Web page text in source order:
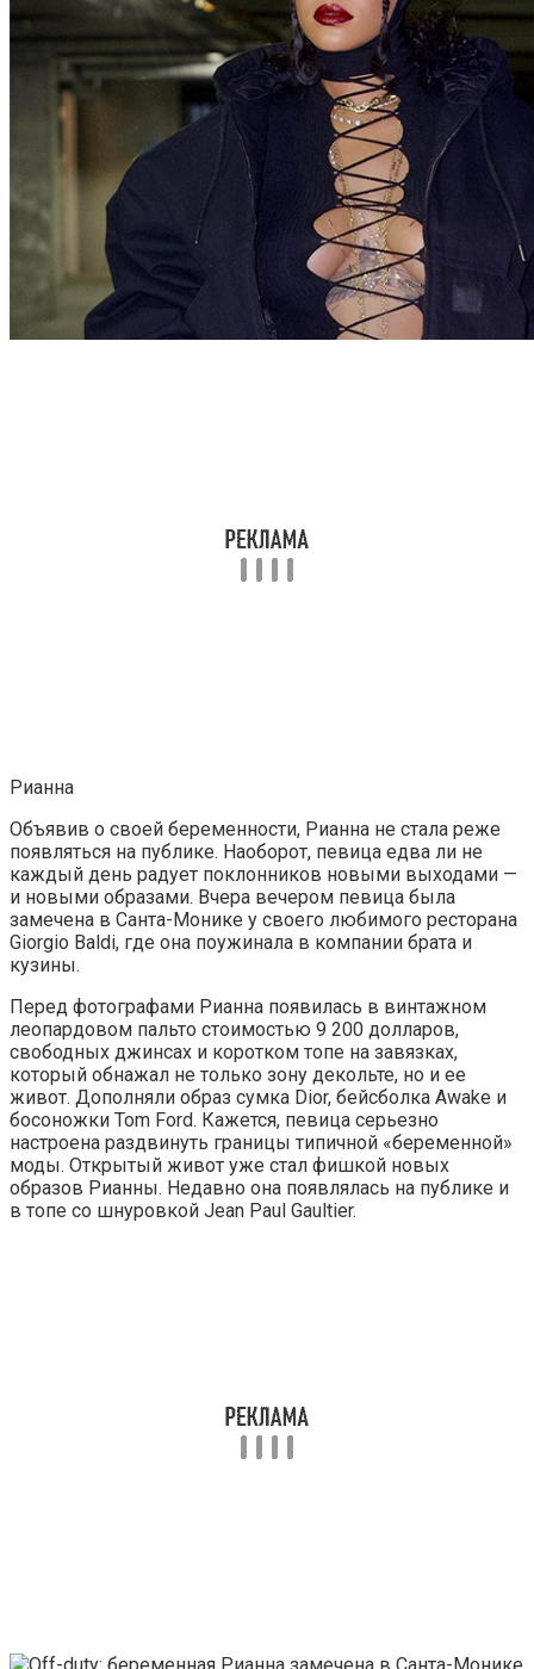
Рианна
Объявив о своей беременности, Рианна не стала реже
появляться на публике. Наоборот, певица едва ли не
каждый день радует поклонников новыми выходами —
и новыми образами. Вчера вечером певица была
замечена в Санта-Монике у своего любимого ресторана
Giorgio Baldi, где она поужинала в компании брата и
кузины.
Перед фотографами Рианна появилась в винтажном
леопардовом пальто стоимостью 9 200 долларов,
свободных джинсах и коротком топе на завязках,
который обнажал не только зону декольте, но и ее
живот. Дополняли образ сумка Dior, бейсболка Awake и
босоножки Tom Ford. Кажется, певица серьезно
настроена раздвинуть границы типичной «беременной»
моды. Открытый живот уже стал фишкой новых
образов Рианны. Недавно она появлялась на публике и
в топе со шнуровкой Jean Paul Gaultier.